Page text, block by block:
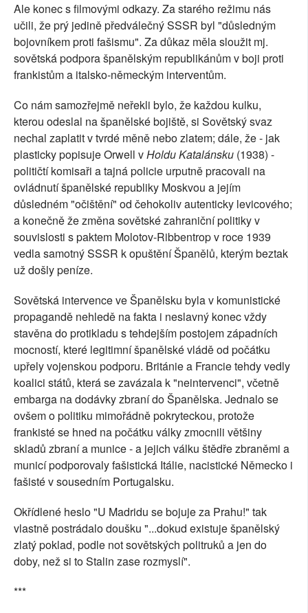
Ale konec s filmovými odkazy. Za starého režimu nás
učili, že prý jedině předválečný SSSR byl "důsledným
bojovníkem proti fašismu". Za důkaz měla sloužit mj.
sovětská podpora španělským republikánům v boji proti
frankistům a italsko-německým interventům.
Co nám samozřejmě neřekli bylo, že každou kulku,
kterou odeslal na španělské bojiště, si Sovětský svaz
nechal zaplatit v tvrdé měně nebo zlatem; dále, že - jak
plasticky popisuje Orwell vHoldu Katalánsku (1938) -
političtí komisaři a tajná policie urputně pracovali na
ovládnutí španělské republiky Moskvou a jejím
důsledném "očištění" od čehokoliv autenticky levicového;
a konečně že změna sovětské zahraniční politiky v
souvislosti s paktem Molotov-Ribbentrop v roce 1939
vedla samotný SSSR k opuštění Španělů, kterým beztak
už došly peníze.
Sovětská intervence ve Španělsku byla v komunistické
propagandě nehledě na fakta i neslavný konec vždy
stavěna do protikladu s tehdejším postojem západních
mocností, které legitimní španělské vládě od počátku
upřely vojenskou podporu. Británie a Francie tehdy vedly
koalici států, která se zavázala k "neintervenci", včetně
embarga na dodávky zbraní do Španělska. Jednalo se
ovšem o politiku mimořádně pokryteckou, protože
frankisté se hned na počátku války zmocnili většiny
skladů zbraní a munice - a jejich válku štědře zbraněmi a
municí podporovaly fašistická Itálie, nacistické Německo i
fašisté v sousedním Portugalsku.
Okřídlené heslo "U Madridu se bojuje za Prahu!" tak
vlastně postrádalo doušku "...dokud existuje španělský
zlatý poklad, podle not sovětských politruků a jen do
doby, než si to Stalin zase rozmyslí".
***